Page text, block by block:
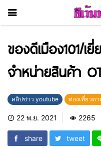
ของดีเมือง101/เ
จำหน่ายสินค้า
คลิปข่าว youtube ท่องเที่ยวตา
22 พ.ย. 2021 2265
share tweet